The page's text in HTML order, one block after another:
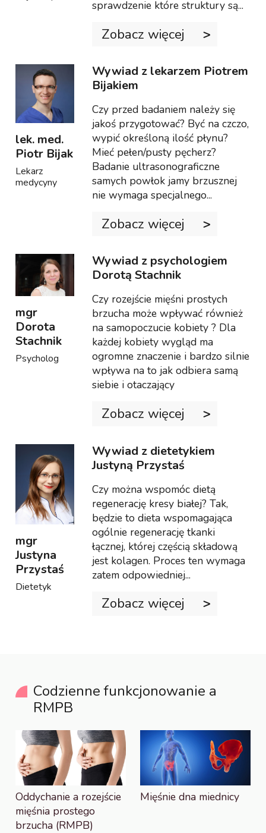
sprawdzenie które struktury są...
Zobacz więcej
lek. med.
Piotr Bijak
Lekarz
medycyny
Wywiad z lekarzem Piotrem
Bijakiem
Czy przed badaniem należy się
jakoś przygotować? Być na czczo,
wypić określoną ilość płynu?
Mieć pełen/pusty pęcherz?
Badanie ultrasonograficzne
samych powłok jamy brzusznej
nie wymaga specjalnego...
Zobacz więcej
mgr
Dorota
Stachnik
Psycholog
Wywiad z psychologiem
Dorotą Stachnik
Czy rozejście mięśni prostych
brzucha może wpływać również
na samopoczucie kobiety ? Dla
każdej kobiety wygląd ma
ogromne znaczenie i bardzo silnie
wpływa na to jak odbiera samą
siebie i otaczający
Zobacz więcej
mgr
Justyna
Przystaś
Dietetyk
Wywiad z dietetykiem
Justyną Przystaś
Czy można wspomóc dietą
regenerację kresy białej? Tak,
będzie to dieta wspomagająca
ogólnie regenerację tkanki
łącznej, której częścią składową
jest kolagen. Proces ten wymaga
zatem odpowiedniej...
Zobacz więcej
Codzienne funkcjonowanie a
RMPB
Oddychanie a rozejście
mięśnia prostego
brzucha (RMPB)
Mięśnie dna miednicy